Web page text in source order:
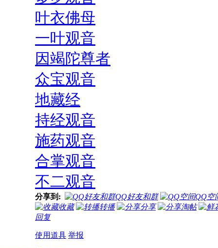
叶衣佛母
一叶观音
因竭陀尊者
众宝观音
地藏经
持经观音
施药观音
合掌观音
不二观音
分享到: QQ好友和群
QQ空
收藏
转播 分享
淘帖
回复
使用道具 举报